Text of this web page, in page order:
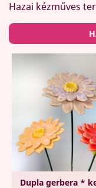
Hazai kézműves
Dupla gerbera *